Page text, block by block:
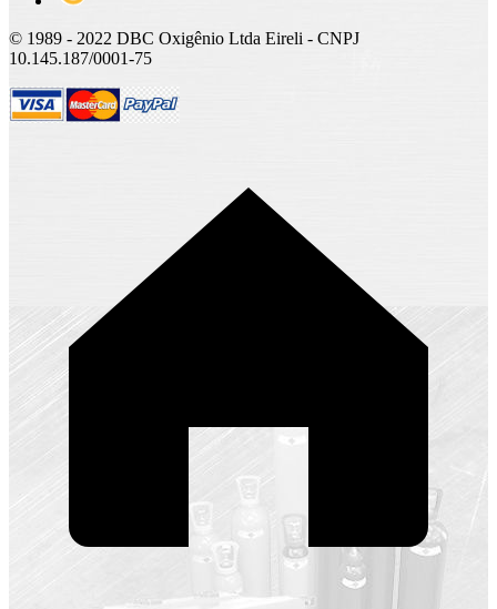
© 1989 - 2022 DBC Oxigênio Ltda Eireli - CNPJ
10.145.187/0001-75